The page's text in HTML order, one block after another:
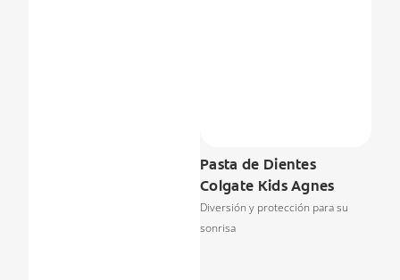
Pasta de Dientes
Colgate Kids Agnes
Diversión y protección para su
sonrisa